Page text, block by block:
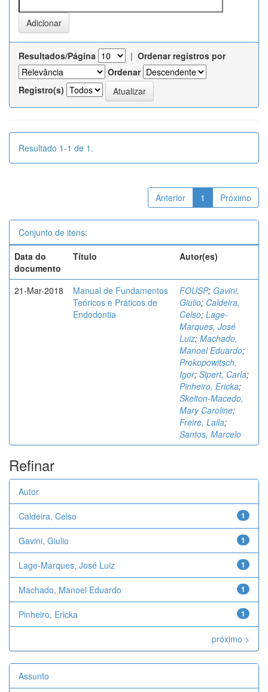
Resultados/Página | Ordenar registros por
Ordenar
Registro(s)
Resultado 1-1 de 1.
Anterior 1 Próximo
Conjunto de itens:
Data do
documento
Título Autor(es)
21-Mar-2018
Manual de Fundamentos
Teóricos e Práticos de
Endodontia
FOUSP; Gavini,
Giulio; Caldeira,
Celso; Lage-
Marques, José
Luiz; Machado,
Manoel Eduardo;
Prokopowitsch,
Igor; Sipert, Carla;
Pinheiro, Ericka;
Skelton-Macedo,
Mary Caroline;
Freire, Laila;
Santos, Marcelo
Refinar
Autor
1
Caldeira, Celso
1
Gavini, Giulio
1
Lage-Marques, José Luiz
1
Machado, Manoel Eduardo
1
Pinheiro, Ericka
próximo >
Assunto